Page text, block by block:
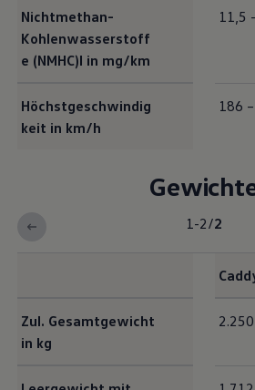
Nichtmethan-
Kohlenwasserstoff
e (NMHC)I in mg/km
11,5
Höchstgeschwindig
keit in km/h
186
1-2/2
Zul. Gesamtgewicht
in kg